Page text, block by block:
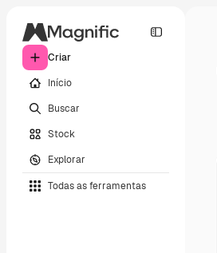
Criar
Início
Buscar
Stock
Explorar
Todas as ferramentas